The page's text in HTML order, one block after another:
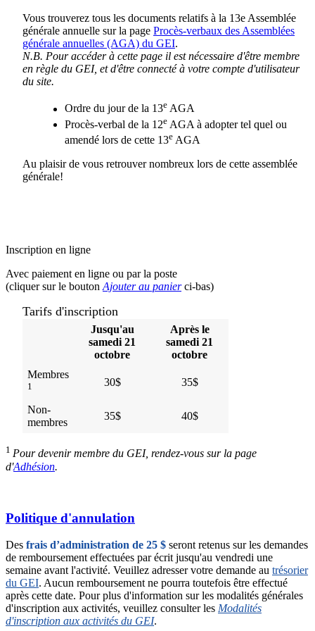
Vous trouverez tous les documents relatifs à la 13e Assemblée
générale annuelle sur la page Procès-verbaux des Assemblées
générale annuelles (AGA) du GEI.
N.B. Pour accéder à cette page il est nécessaire d'être membre
en règle du GEI, et d'être connecté à votre compte d'utilisateur
du site.
Ordre du jour de la 13e AGA
Procès-verbal de la 12e AGA à adopter tel quel ou
amendé lors de cette 13e AGA
Au plaisir de vous retrouver nombreux lors de cette assemblée
générale!
Inscription en ligne
Avec paiement en ligne ou par la poste
(cliquer sur le boutonAjouter au panierci-bas)
Tarifs d'inscription
Jusqu'au
samedi 21
octobre
Après le
samedi 21
octobre
Membres
1 30$ 35$
Non-
membres
35$ 40$
1 Pour devenir membre du GEI, rendez-vous sur la page
d'Adhésion.
Politique d'annulation
Des frais d’administration de 25 $ seront retenus sur les demandes
de remboursement effectuées par écrit jusqu'au vendredi une
semaine avant l'activité. Veuillez adresser votre demande au trésorier
du GEI. Aucun remboursement ne pourra toutefois être effectué
après cette date. Pour plus d'information sur les modalités générales
d'inscription aux activités, veuillez consulter les Modalités
d'inscription aux activités du GEI.